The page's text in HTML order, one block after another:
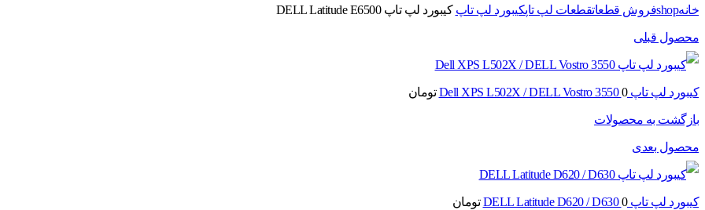
خانهshopفروش قطعاتقطعات لپ تاپکیبورد لپ تاپ کیبورد لپ تاپ DELL Latitude E6500
محصول قبلی
کیبورد لپ تاپ Dell XPS L502X / DELL Vostro 35500 تومان
بازگشت به محصولات
محصول بعدی
کیبورد لپ تاپ DELL Latitude D620 / D6300 تومان